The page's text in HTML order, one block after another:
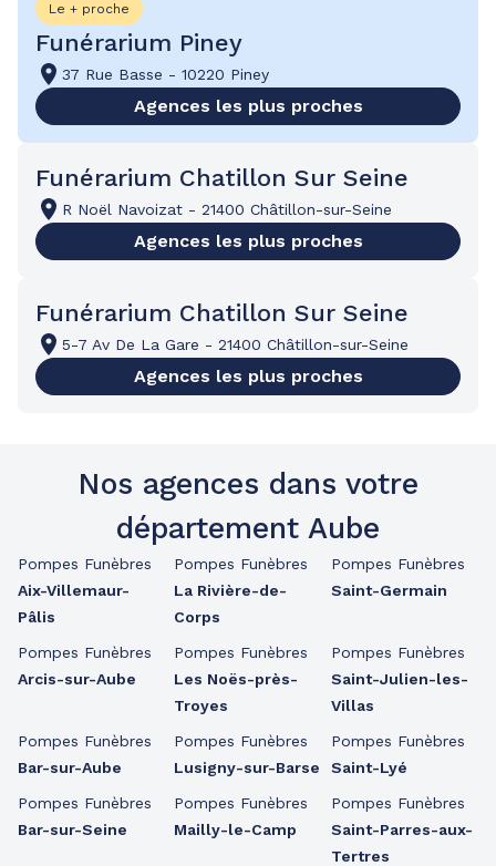
Le + proche
Funérarium Piney
37 Rue Basse - 10220 Piney
Agences les plus proches
Funérarium Chatillon Sur Seine
R Noël Navoizat - 21400 Châtillon-sur-Seine
Agences les plus proches
Funérarium Chatillon Sur Seine
5-7 Av De La Gare - 21400 Châtillon-sur-Seine
Agences les plus proches
Nos agences dans votre
département Aube
Pompes Funèbres
Aix-Villemaur-
Pâlis
Pompes Funèbres
Arcis-sur-Aube
Pompes Funèbres
Bar-sur-Aube
Pompes Funèbres
Bar-sur-Seine
Pompes Funèbres
La Rivière-de-
Corps
Pompes Funèbres
Les Noës-près-
Troyes
Pompes Funèbres
Lusigny-sur-Barse
Pompes Funèbres
Mailly-le-Camp
Pompes Funèbres
Saint-Germain
Pompes Funèbres
Saint-Julien-les-
Villas
Pompes Funèbres
Saint-Lyé
Pompes Funèbres
Saint-Parres-aux-
Tertres